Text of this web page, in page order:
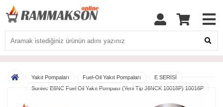
Yakıt Pompaları Fuel-Oil Yakıt Pompaları
E SERİSİ
Suntec E6NC Fuel Oil Yakıt Pompası (Yeni Tip J6NCK 10018P) 10016P